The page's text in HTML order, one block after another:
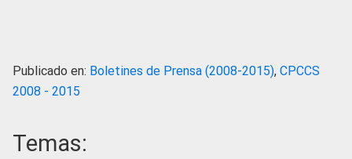
Publicado en: Boletines de Prensa (2008-2015), CPCCS
2008 - 2015
Temas: